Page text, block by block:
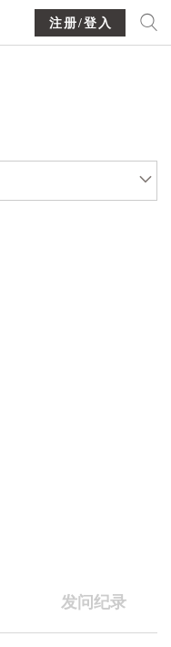
注册/登入
发问纪录